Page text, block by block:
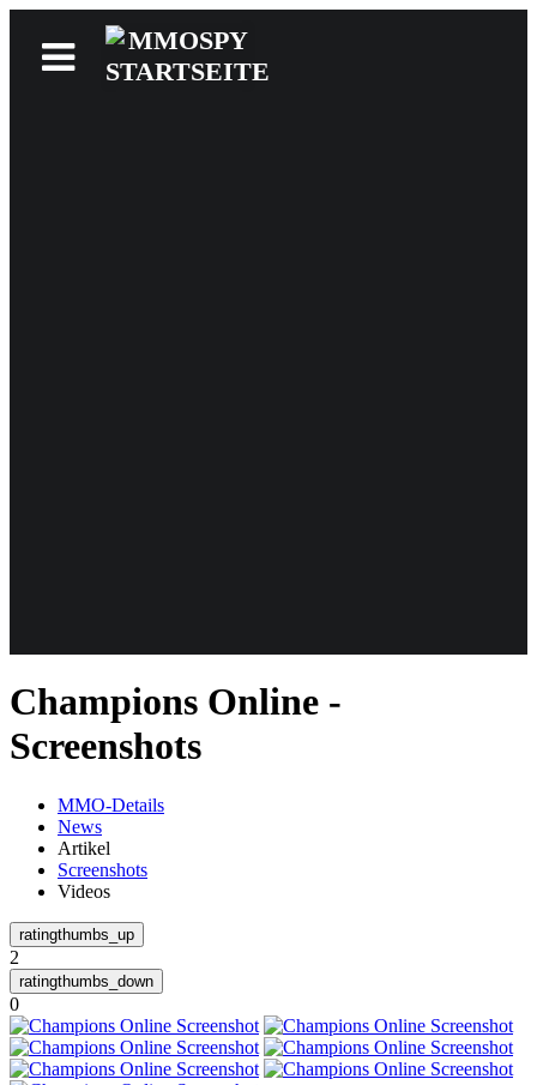
Champions Online -
Screenshots
MMO-Details
News
Artikel
Screenshots
Videos
2
0